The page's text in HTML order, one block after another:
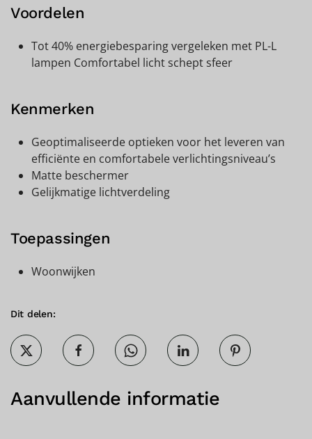
Voordelen
Tot 40% energiebesparing vergeleken met PL-L
lampen Comfortabel licht schept sfeer
Kenmerken
Geoptimaliseerde optieken voor het leveren van
efficiënte en comfortabele verlichtingsniveau’s
Matte beschermer
Gelijkmatige lichtverdeling
Toepassingen
Woonwijken
Dit delen:
Aanvullende informatie